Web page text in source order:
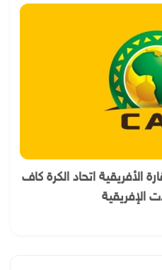
الأفريقية اتحاد الكرة كاف
الإفريقية